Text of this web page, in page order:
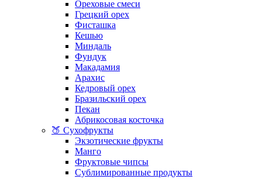
Ореховые смеси
Грецкий орех
Фисташка
Кешью
Миндаль
Фундук
Макадамия
Арахис
Кедровый орех
Бразильский орех
Пекан
Абрикосовая косточка
🍑 Сухофрукты
Экзотические фрукты
Манго
Фруктовые чипсы
Сублимированные продукты